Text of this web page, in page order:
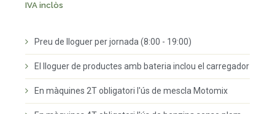
IVA inclòs
Preu de lloguer per jornada (8:00 - 19:00)
El lloguer de productes amb bateria inclou el carregador
En màquines 2T obligatori l'ús de mescla Motomix